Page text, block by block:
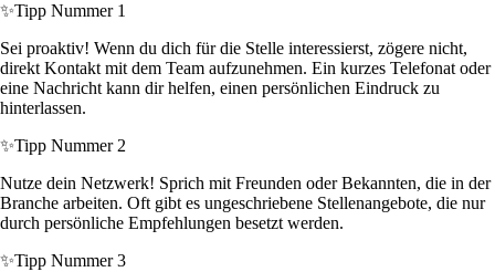
✨Tipp Nummer 1
Sei proaktiv! Wenn du dich für die Stelle interessierst, zögere nicht,
direkt Kontakt mit dem Team aufzunehmen. Ein kurzes Telefonat oder
eine Nachricht kann dir helfen, einen persönlichen Eindruck zu
hinterlassen.
✨Tipp Nummer 2
Nutze dein Netzwerk! Sprich mit Freunden oder Bekannten, die in der
Branche arbeiten. Oft gibt es ungeschriebene Stellenangebote, die nur
durch persönliche Empfehlungen besetzt werden.
✨Tipp Nummer 3